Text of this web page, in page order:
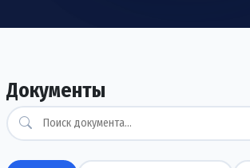
Скачать уже сейчас
Документы